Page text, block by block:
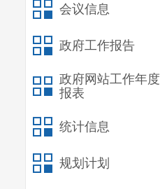
会议信息
政府工作报告
政府网站工作年度
报表
统计信息
规划计划